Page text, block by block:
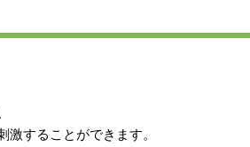
することができます。